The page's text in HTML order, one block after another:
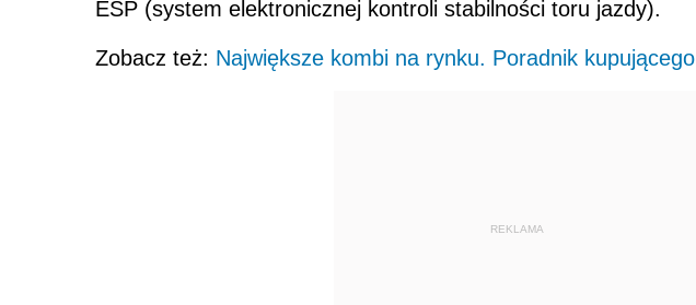
ESP (system elektronicznej kontroli stabilności toru jazdy).
Zobacz też: Największe kombi na rynku. Poradnik kupującego
REKLAMA